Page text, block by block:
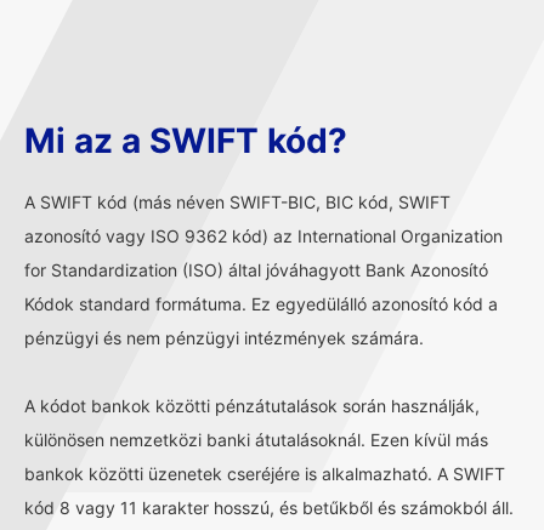
Mi az a SWIFT kód?
A SWIFT kód (más néven SWIFT-BIC, BIC kód, SWIFT
azonosító vagy ISO 9362 kód) az International Organization
for Standardization (ISO) által jóváhagyott Bank Azonosító
Kódok standard formátuma. Ez egyedülálló azonosító kód a
pénzügyi és nem pénzügyi intézmények számára.
A kódot bankok közötti pénzátutalások során használják,
különösen nemzetközi banki átutalásoknál. Ezen kívül más
bankok közötti üzenetek cseréjére is alkalmazható. A SWIFT
kód 8 vagy 11 karakter hosszú, és betűkből és számokból áll.